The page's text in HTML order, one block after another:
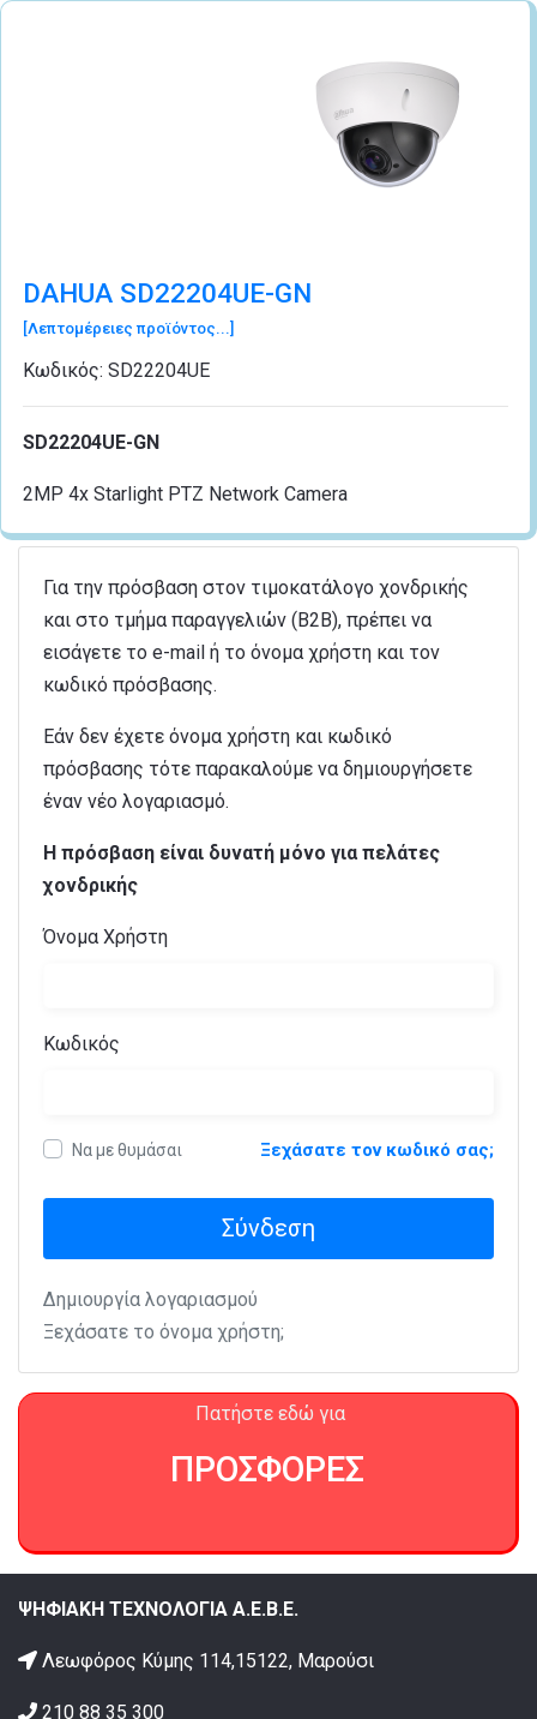
DAHUA SD22204UE-GN
[Λεπτομέρειες προϊόντος...]
Κωδικός: SD22204UE
SD22204UE-GN
2MP 4x Starlight PTZ Network Camera
Για την πρόσβαση στον τιμοκατάλογο χονδρικής
και στο τμήμα παραγγελιών (B2B), πρέπει να
εισάγετε το e-mail ή το όνομα χρήστη και τον
κωδικό πρόσβασης.
Εάν δεν έχετε όνομα χρήστη και κωδικό
πρόσβασης τότε παρακαλούμε να δημιουργήσετε
έναν νέο λογαριασμό.
Η πρόσβαση είναι δυνατή μόνο για πελάτες
χονδρικής
Όνομα Χρήστη
Κωδικός
Να με θυμάσαι Ξεχάσατε τον κωδικό σας;
Σύνδεση
Δημιουργία λογαριασμού
Ξεχάσατε το όνομα χρήστη;
Πατήστε εδώ για
ΠΡΟΣΦΟΡΕΣ
ΨΗΦΙΑΚΗ ΤΕΧΝΟΛΟΓΙΑ Α.Ε.Β.Ε.
Λεωφόρος Κύμης 114,15122, Μαρούσι
210 88 35 300